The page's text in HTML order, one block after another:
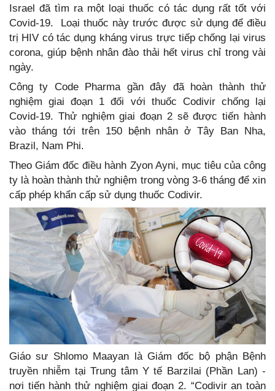
Israel đã tìm ra một loại thuốc có tác dụng rất tốt với
Covid-19. Loại thuốc này trước được sử dụng để điều
trị HIV có tác dụng kháng virus trực tiếp chống lại virus
corona, giúp bệnh nhân đào thải hết virus chỉ trong vài
ngày.
Công ty Code Pharma gần đây đã hoàn thành thử
nghiệm giai đoạn 1 đối với thuốc Codivir chống lại
Covid-19. Thử nghiệm giai đoạn 2 sẽ được tiến hành
vào tháng tới trên 150 bệnh nhân ở Tây Ban Nha,
Brazil, Nam Phi.
Theo Giám đốc điều hành Zyon Ayni, mục tiêu của công
ty là hoàn thành thử nghiệm trong vòng 3-6 tháng để xin
cấp phép khẩn cấp sử dụng thuốc Codivir.
Giáo sư Shlomo Maayan là Giám đốc bộ phận Bệnh
truyền nhiễm tại Trung tâm Y tế Barzilai (Phần Lan) -
nơi tiến hành thử nghiệm giai đoạn 2. “Codivir an toàn